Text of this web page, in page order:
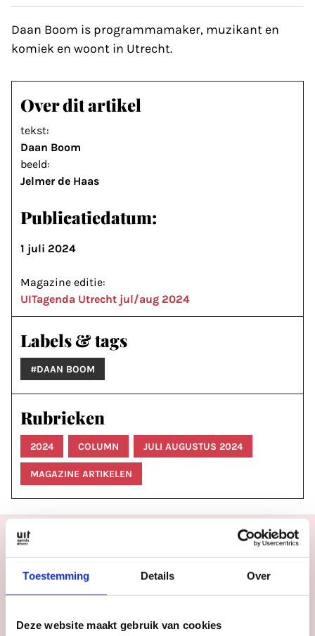
Toestemming Details Over
Deze website maakt gebruik van cookies
Daan Boom is programmamaker, muzikant en
komiek en woont in Utrecht.
Over dit artikel
tekst:
Daan Boom
beeld:
Jelmer de Haas
Publicatiedatum:
1 juli 2024
Magazine editie:
UITagenda Utrecht jul/aug 2024
Labels & tags
#DAAN BOOM
Rubrieken
2024 COLUMN JULI AUGUSTUS 2024
MAGAZINE ARTIKELEN
Meerinspiratie